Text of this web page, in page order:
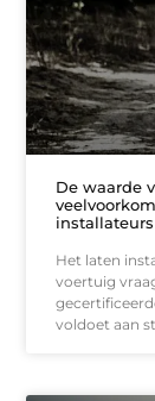
De waarde
installateurs
Het laten
voertuig
voldoet aan